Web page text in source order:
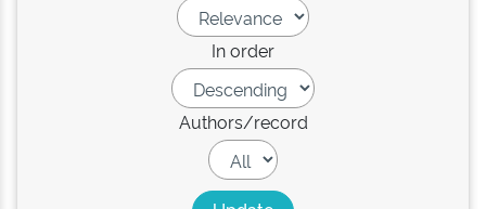
In order
Authors/record